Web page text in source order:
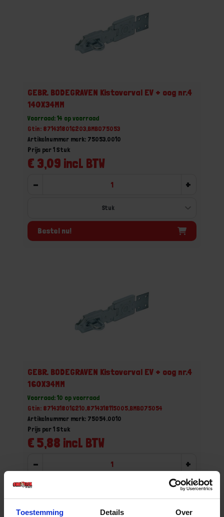
Toestemming Details Over
GEBR. BODEGRAVEN Kistoverval EV + oog nr.4
140X34MM
Voorraad: 14 op voorraad
Gtin: 8714318016203,BMBO75053
Artikelnummer merk: 75053.0010
€ 3,09 incl. BTW
Prijs per 1 Stuk
- +
Bestel nu!
GEBR. BODEGRAVEN Kistoverval EV + oog nr.4
160X34MM
Voorraad: 10 op voorraad
Gtin: 8714318016210,8714318115005,BMBO75054
Artikelnummer merk: 75054.0010
€ 5,88 incl. BTW
Prijs per 1 Stuk
- +
Bestel nu!